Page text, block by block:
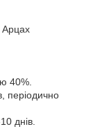
Арцах
40%.
періодично
днів.